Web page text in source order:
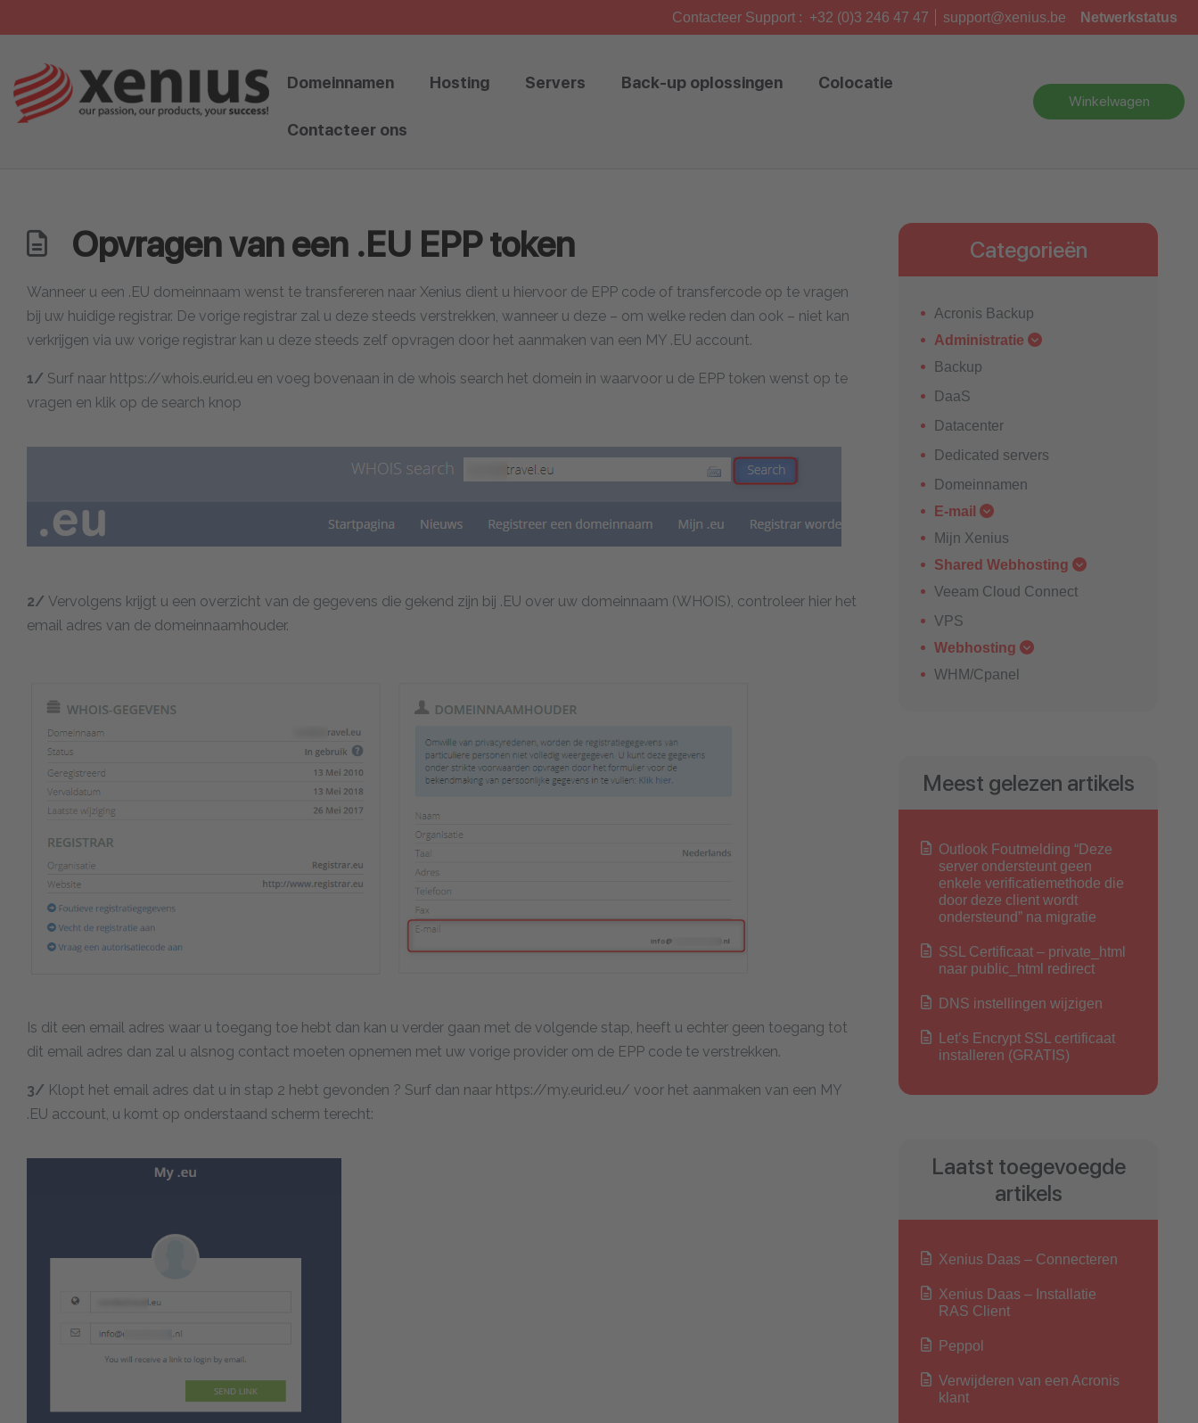
Contacteer Support : +32 (0)3 246 47 47 support@xenius.be Netwerkstatus
Domeinnamen Hosting Servers Back-up oplossingen Colocatie
Contacteer ons
Winkelwagen
Opvragen van een .EU EPP token
Wanneer u een .EU domeinnaam wenst te transfereren naar Xenius dient u hiervoor de EPP code of transfercode op te vragen
bij uw huidige registrar. De vorige registrar zal u deze steeds verstrekken, wanneer u deze – om welke reden dan ook – niet kan
verkrijgen via uw vorige registrar kan u deze steeds zelf opvragen door het aanmaken van een MY .EU account.
1/ Surf naar https://whois.eurid.eu en voeg bovenaan in de whois search het domein in waarvoor u de EPP token wenst op te
vragen en klik op de search knop
2/ Vervolgens krijgt u een overzicht van de gegevens die gekend zijn bij .EU over uw domeinnaam (WHOIS), controleer hier het
email adres van de domeinnaamhouder.
Is dit een email adres waar u toegang toe hebt dan kan u verder gaan met de volgende stap, heeft u echter geen toegang tot
dit email adres dan zal u alsnog contact moeten opnemen met uw vorige provider om de EPP code te verstrekken.
3/ Klopt het email adres dat u in stap 2 hebt gevonden ? Surf dan naar https://my.eurid.eu/ voor het aanmaken van een MY
.EU account, u komt op onderstaand scherm terecht:
Categorieën
Acronis Backup
Administratie
Backup
DaaS
Datacenter
Dedicated servers
Domeinnamen
E-mail
Mijn Xenius
Shared Webhosting
Veeam Cloud Connect
VPS
Webhosting
WHM/Cpanel
Meest gelezen artikels
Outlook Foutmelding “Deze
server ondersteunt geen
enkele verificatiemethode die
door deze client wordt
ondersteund” na migratie
SSL Certificaat – private_html
naar public_html redirect
DNS instellingen wijzigen
Let’s Encrypt SSL certificaat
installeren (GRATIS)
Laatst toegevoegde
artikels
Xenius Daas – Connecteren
Xenius Daas – Installatie
RAS Client
Peppol
Verwijderen van een Acronis
klant